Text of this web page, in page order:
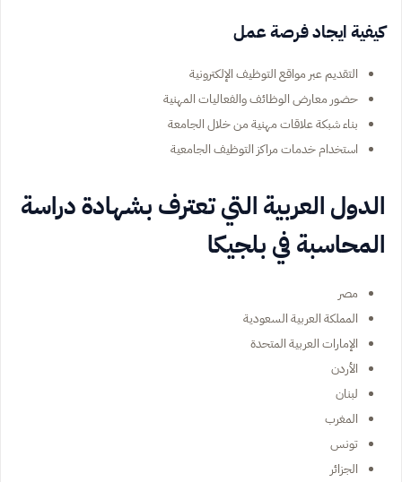
كيفية ايجاد فرصة عمل
التقديم عبر مواقع التوظيف الإلكترونية
حضور معارض الوظائف والفعاليات المهنية
بناء شبكة علاقات مهنية من خلال الجامعة
استخدام خدمات مراكز التوظيف الجامعية
الدول العربية التي تعترف بشهادة دراسة
المحاسبة في بلجيكا
مصر
المملكة العربية السعودية
الإمارات العربية المتحدة
الأردن
لبنان
المغرب
تونس
الجزائر